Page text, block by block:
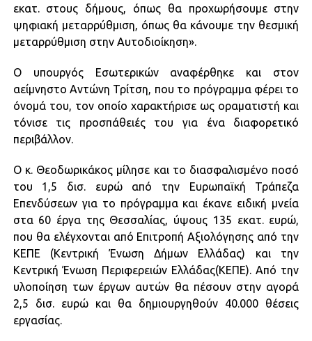
εκατ. στους δήμους, όπως θα προχωρήσουμε στην
ψηφιακή μεταρρύθμιση, όπως θα κάνουμε την θεσμική
μεταρρύθμιση στην Αυτοδιοίκηση».
Ο υπουργός Εσωτερικών αναφέρθηκε και στον
αείμνηστο Αντώνη Τρίτση, που το πρόγραμμα φέρει το
όνομά του, τον οποίο χαρακτήρισε ως οραματιστή και
τόνισε τις προσπάθειές του για ένα διαφορετικό
περιβάλλον.
Ο κ. Θεοδωρικάκος μίλησε και το διασφαλισμένο ποσό
του 1,5 δισ. ευρώ από την Ευρωπαϊκή Τράπεζα
Επενδύσεων για το πρόγραμμα και έκανε ειδική μνεία
στα 60 έργα της Θεσσαλίας, ύψους 135 εκατ. ευρώ,
που θα ελέγχονται από Επιτροπή Αξιολόγησης από την
ΚΕΠΕ (Κεντρική Ένωση Δήμων Ελλάδας) και την
Κεντρική Ένωση Περιφερειών Ελλάδας(ΚΕΠΕ). Από την
υλοποίηση των έργων αυτών θα πέσουν στην αγορά
2,5 δισ. ευρώ και θα δημιουργηθούν 40.000 θέσεις
εργασίας.